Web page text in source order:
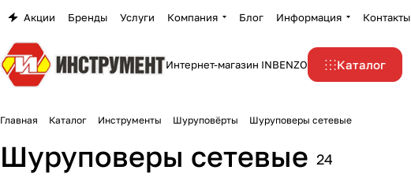
Акции Бренды Услуги Компания Блог Информация Контакты
Интернет-магазин INBENZO Каталог
Главная Каталог Инструменты Шуруповёрты Шуруповеры сетевые
Шуруповеры сетевые 24